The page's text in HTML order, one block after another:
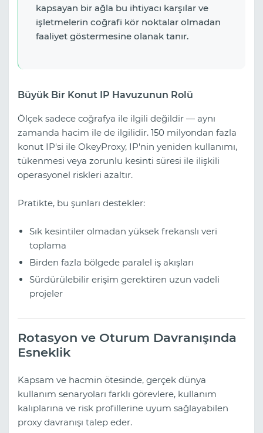
kapsayan bir ağla bu ihtiyacı karşılar ve
işletmelerin coğrafi kör noktalar olmadan
faaliyet göstermesine olanak tanır.
Büyük Bir Konut IP Havuzunun Rolü
Ölçek sadece coğrafya ile ilgili değildir — aynı
zamanda hacim ile de ilgilidir. 150 milyondan fazla
konut IP'si ile OkeyProxy, IP'nin yeniden kullanımı,
tükenmesi veya zorunlu kesinti süresi ile ilişkili
operasyonel riskleri azaltır.
Pratikte, bu şunları destekler:
Sık kesintiler olmadan yüksek frekanslı veri
toplama
Birden fazla bölgede paralel iş akışları
Sürdürülebilir erişim gerektiren uzun vadeli
projeler
Rotasyon ve Oturum Davranışında
Esneklik
Kapsam ve hacmin ötesinde, gerçek dünya
kullanım senaryoları farklı görevlere, kullanım
kalıplarına ve risk profillerine uyum sağlayabilen
proxy davranışı talep eder.